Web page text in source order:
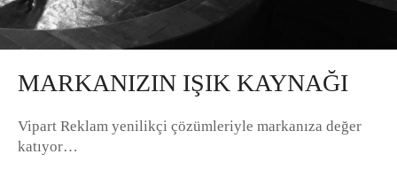
MARKANIZIN IŞIK KAYNAĞI
Vipart Reklam yenilikçi çözümleriyle markanıza değer
katıyor…